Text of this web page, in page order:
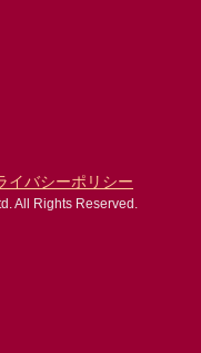
イバシーポリシー
All Rights Reserved.